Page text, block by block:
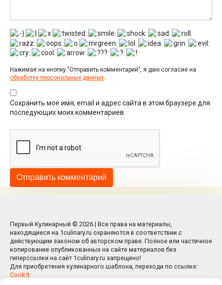
Нажимая на кнопку "Отправить комментарий", я даю согласие на
обработку персональных данных.
Сохранить моё имя, email и адрес сайта в этом браузере для
последующих моих комментариев.
Первый Кулинарный © 2026 | Все права на материалы,
находящиеся на 1culinary.ru охраняются в соответствии с
действующим законом об авторском праве. Полное или частичное
копирование опубликованных на сайте материалов без
гиперссылки на сайт 1culinary.ru запрещено!
Для приобретения кулинарного шаблона, переходи по ссылке:
Cook It